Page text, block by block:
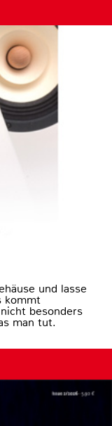
und lasse
kommt
besonders
man tut.